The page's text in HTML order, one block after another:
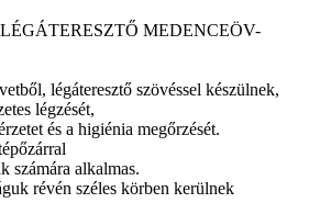
MEDENCEÖV-
légáteresztő szövéssel készülnek,
légzését,
és a higiénia megőrzését.
alkalmas.
révén széles körben kerülnek